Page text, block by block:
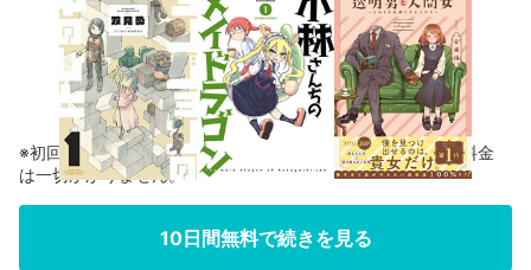
※初回登録の方に限り、無料お試し期間中に解約した場合、料金
は一切かかりません。
10日間無料で続きを見る